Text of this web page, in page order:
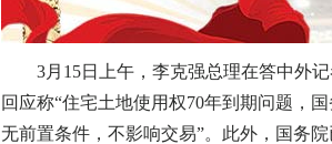
3月15日上午，李克强总理在答中外记
回应称“住宅土地使用权70年到期问题，
无前置条件，不影响交易”。此外，国务